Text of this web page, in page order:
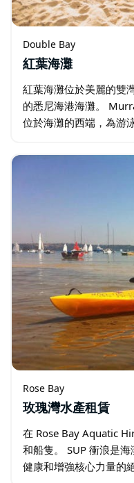
Double Bay
紅葉海灘
紅葉海灘位於美麗的雙
的悉尼海港海灘。
位於海灘的西端，為游
Rose Bay
玫瑰灣水產租賃
在 Rose Bay Aquatic
和船隻。 SUP 衝浪是
健康和增強核心力量的